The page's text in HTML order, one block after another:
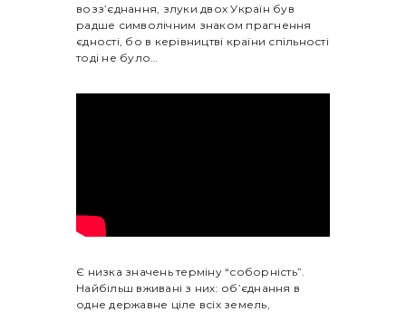
возз’єднання, злуки двох Україн був
радше символічним знаком прагнення
єдності, бо в керівництві країни спільності
тоді не було…
Є низка значень терміну “соборність”.
Найбільш вживані з них: об’єднання в
одне державне ціле всіх земель,